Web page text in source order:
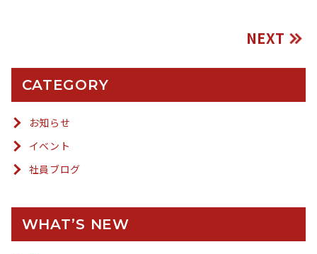
NEXT
CATEGORY
お知らせ
イベント
社員ブログ
WHAT’S NEW